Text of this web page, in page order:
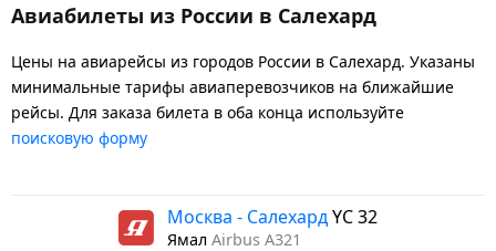
Авиабилеты из России в Салехард
Цены на авиарейсы из городов России в Салехард. Указаны
минимальные тарифы авиаперевозчиков на ближайшие
рейсы. Для заказа билета в оба конца используйте
поисковую форму
Москва - СалехардYC 32
Ямал Airbus A321